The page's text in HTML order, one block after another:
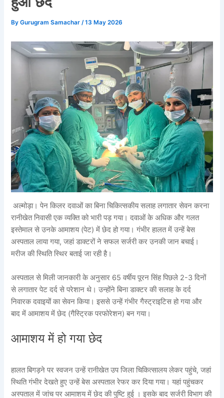
ByGurugram Samachar /13 May 2026
अल्मोड़ा। पेन किलर दवाओं का बिना चिकित्सकीय सलाह लगातार सेवन करना
रानीखेत निवासी एक व्यक्ति को भारी पड़ गया। दवाओं के अधिक और गलत
इस्तेमाल से उनके आमाशय (पेट) में छेद हो गया। गंभीर हालत में उन्हें बेस
अस्पताल लाया गया, जहां डाक्टरों ने सफल सर्जरी कर उनकी जान बचाई।
मरीज की स्थिति स्थिर बताई जा रही है।
अस्पताल से मिली जानकारी के अनुसार 65 वर्षीय पूरन सिंह पिछले 2-3 दिनों
से लगातार पेट दर्द से परेशान थे। उन्होंने बिना डाक्टर की सलाह के दर्द
निवारक दवाइयों का सेवन किया। इससे उन्हें गंभीर गैस्ट्राइटिस हो गया और
बाद में आमाशय में छेद (गैस्ट्रिक परफोरेशन) बन गया।
आमाशय में हो गया छेद
हालत बिगड़ने पर स्वजन उन्हें रानीखेत उप जिला चिकित्सालय लेकर पहुंचे, जहां
स्थिति गंभीर देखते हुए उन्हें बेस अस्पताल रेफर कर दिया गया। यहां पहुंचकर
अस्पताल में जांच पर आमाशय में छेद की पुष्टि हुई । इसके बाद सर्जरी विभाग की